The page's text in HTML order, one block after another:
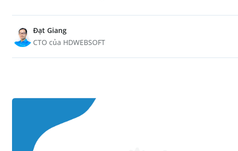
Đạt Giang
CTO của HDWEBSOFT